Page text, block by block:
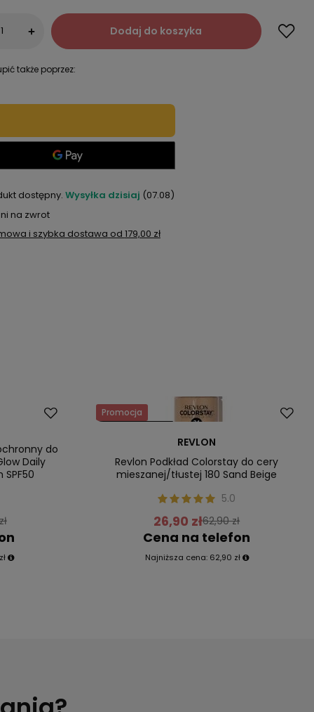
+ Dodaj do koszyka
także poprzez:
dostępny Wysyłka dzisiaj (07.08)
na zwrot
i szybka dostawa od 179,00 zł
do
Daily
Promocja
REVLON
Revlon Podkład Colorstay do cery
mieszanej/tłustej 180 Sand Beige
5.0
26,90 zł62,90 zł
Cena na telefon
Najniższa cena: 62,90 zł